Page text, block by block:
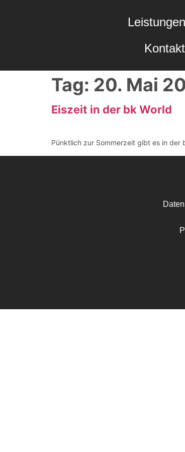
Leistungen
Kontakt
Tag: 20. Mai
Eiszeit in der bk World
Pünktlich zur Sommerzeit gibt es in der